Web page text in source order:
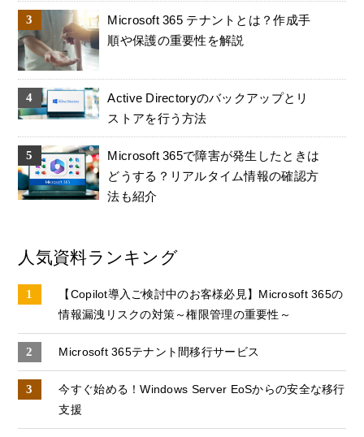
Microsoft 365 テナントとは？作成手
順や保護の重要性を解説
Active Directoryのバックアップとリ
ストアを行う方法
Microsoft 365で障害が発生したときは
どうする？リアルタイム情報の確認方
法も紹介
人気資料ランキング
【Copilot導入ご検討中のお客様必見】Microsoft 365の
情報漏洩リスクの対策～権限管理の重要性～
Microsoft 365テナント間移行サービス
今すぐ始める！Windows Server EoSからの安全な移行
支援